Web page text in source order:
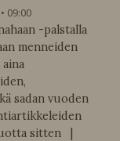
09:00
-palstalla
menneiden
sadan vuoden
sitten |